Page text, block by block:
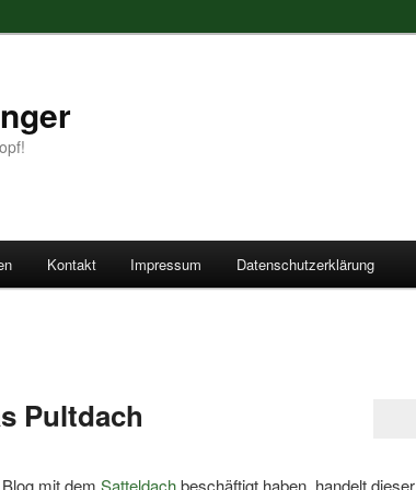
Kontakt Impressum Datenschutzerklärung
Pultdach
mit dem Satteldachbeschäftigt haben, handelt dieser